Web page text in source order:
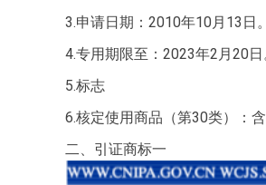
3.申请日期：2010年10月13日。
4.专用期限至：2023年2月20日
5.标志
6.核定使用商品（第30类）：
二、引证商标一